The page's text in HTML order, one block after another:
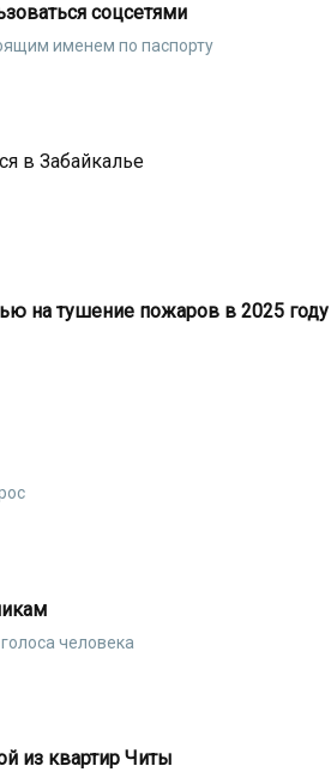
соцсетями
именем по паспорту
в Забайкалье
на тушение пожаров в 2025 году
человека
из квартир Читы